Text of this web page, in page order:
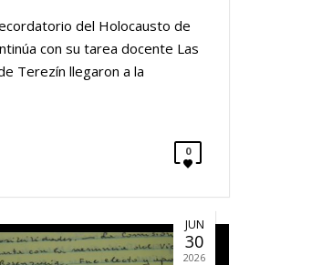
del Holocausto de
con su tarea docente Las
Terezín llegaron a la
0
JUN
30
2026